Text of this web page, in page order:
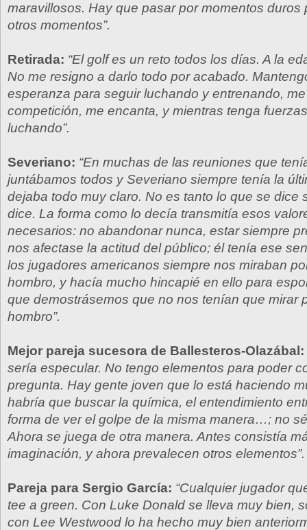
maravillosos. Hay que pasar por momentos duros
otros momentos”.
Retirada: “El golf es un reto todos los días. A la
No me resigno a darlo todo por acabado.
esperanza para seguir luchando y entrenando,
competición, me encanta, y mientras tenga
luchando”.
Severiano: “En muchas de las reuniones que
juntábamos todos y Severiano siempre tenía la
dejaba todo muy claro. No es tanto lo que se dice
dice. La forma como lo decía transmitía esos
necesarios: no abandonar nunca, estar siempre
nos afectase la actitud del público; él tenía ese
los jugadores americanos siempre nos miraban
hombro, y hacía mucho hincapié en ello para
que demostrásemos que no nos tenían que mirar
hombro”.
Mejor pareja sucesora de Ballesteros-Olazábal:
sería especular. No tengo elementos para poder
pregunta. Hay gente joven que lo está haciendo
habría que buscar la química, el entendimiento
forma de ver el golpe de la misma manera…; no
Ahora se juega de otra manera. Antes consistía
imaginación, y ahora prevalecen otros elementos”.
Pareja para Sergio García: “Cualquier jugador
tee a green. Con Luke Donald se lleva muy bien,
con Lee Westwood lo ha hecho muy bien